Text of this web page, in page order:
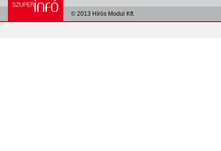
© 2013 Hírös Modul Kft.